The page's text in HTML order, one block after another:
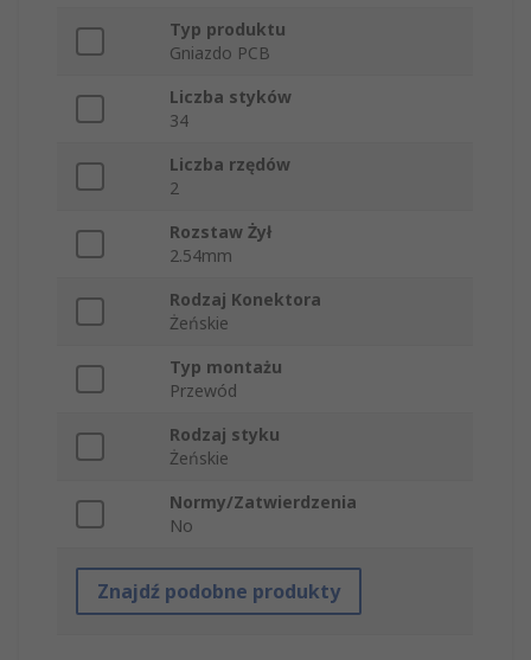
Typ produktu
Gniazdo PCB
Liczba styków
34
Liczba rzędów
2
Rozstaw Żył
2.54mm
Rodzaj Konektora
Żeńskie
Typ montażu
Przewód
Rodzaj styku
Żeńskie
Normy/Zatwierdzenia
No
Znajdź podobne produkty